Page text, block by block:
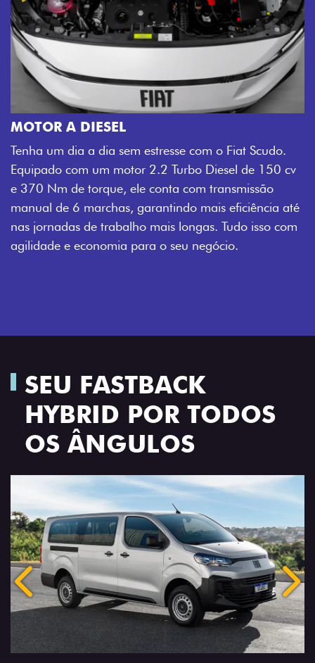
MOTOR A DIESEL
Tenha um dia a dia sem estresse com o Fiat Scudo.
Equipado com um motor 2.2 Turbo Diesel de 150 cv
e 370 Nm de torque, ele conta com transmissão
manual de 6 marchas, garantindo mais eficiência até
nas jornadas de trabalho mais longas. Tudo isso com
agilidade e economia para o seu negócio.
SEU FASTBACK
HYBRID POR TODOS
OS ÂNGULOS
Anterior